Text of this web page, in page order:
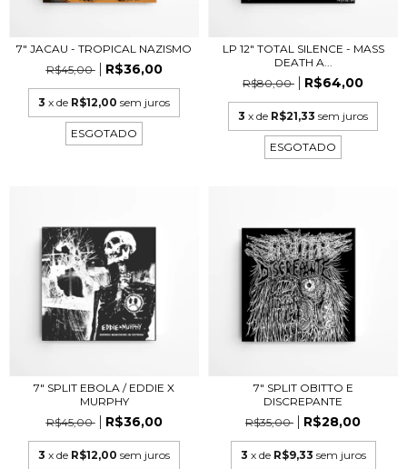
7" JACAU - TROPICAL NAZISMO
R$45,00
R$36,00
3 x de R$12,00 sem juros
ESGOTADO
LP 12" TOTAL SILENCE - MASS
DEATH A...
R$80,00
R$64,00
3 x de R$21,33 sem juros
ESGOTADO
7" SPLIT EBOLA / EDDIE X
MURPHY
R$45,00
R$36,00
3 x de R$12,00 sem juros
7" SPLIT OBITTO E
DISCREPANTE
R$35,00
R$28,00
3 x de R$9,33 sem juros